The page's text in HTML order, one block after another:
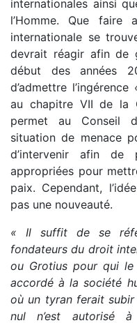
internationales ainsi
l’Homme. Que faire
internationale se
devrait réagir afin de
début des années
d’admettre l’ingérence
au chapitre VII de la
permet au Conseil
situation de menace
d’intervenir afin de
appropriées pour
paix. Cependant,
pas une nouveauté.
« Il suffit de se
fondateurs du droit
ou Grotius pour qui
accordé à la société
où un tyran ferait
nul n’est autorisé